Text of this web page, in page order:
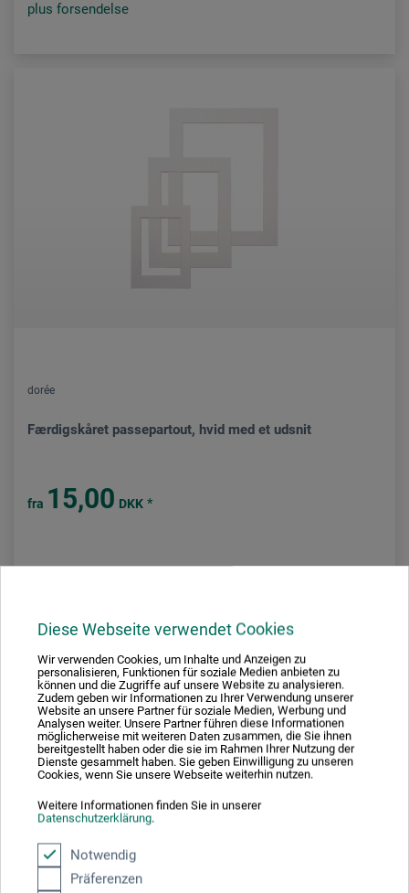
Diese Webseite verwendet Cookies
Wir verwenden Cookies, um Inhalte und Anzeigen zu
personalisieren, Funktionen für soziale Medien anbieten zu
können und die Zugriffe auf unsere Website zu analysieren.
Zudem geben wir Informationen zu Ihrer Verwendung unserer
Website an unsere Partner für soziale Medien, Werbung und
Analysen weiter. Unsere Partner führen diese Informationen
möglicherweise mit weiteren Daten zusammen, die Sie ihnen
bereitgestellt haben oder die sie im Rahmen Ihrer Nutzung der
Dienste gesammelt haben. Sie geben Einwilligung zu unseren
Cookies, wenn Sie unsere Webseite weiterhin nutzen.
Weitere Informationen finden Sie in unserer
Datenschutzerklärung.
Notwendig
Präferenzen
plus forsendelse
dorée
Færdigskåret passepartout, hvid med et udsnit
fra 15,00 DKK *